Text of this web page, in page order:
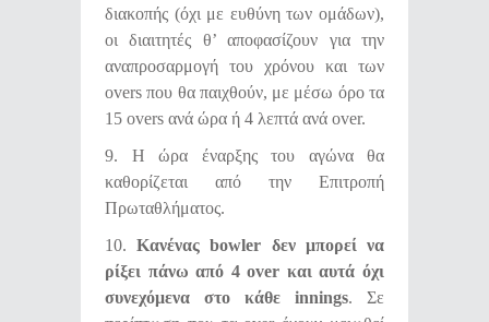
διακοπής (όχι με ευθύνη των ομάδων),
οι διαιτητές θ’ αποφασίζουν για την
αναπροσαρμογή του χρόνου και των
overs που θα παιχθούν, με μέσω όρο τα
15 overs ανά ώρα ή 4 λεπτά ανά over.
9. Η ώρα έναρξης του αγώνα θα
καθορίζεται από την Επιτροπή
Πρωταθλήματος.
10.Κανέναςbowler δεν μπορεί να
ρίξει πάνω από 4over και αυτά όχι
συνεχόμενα στο κάθε innings. Σε